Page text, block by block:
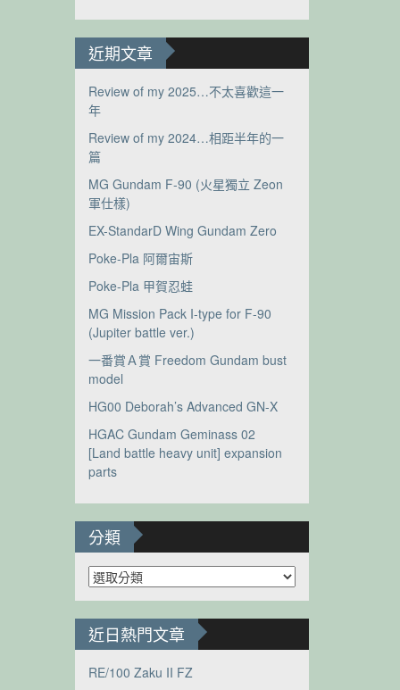
近期文章
Review of my 2025…不太喜歡這一
年
Review of my 2024…相距半年的一
篇
MG Gundam F-90 (火星獨立 Zeon
軍仕樣)
EX-StandarD Wing Gundam Zero
Poke-Pla 阿爾宙斯
Poke-Pla 甲賀忍蛙
MG Mission Pack I-type for F-90
(Jupiter battle ver.)
一番賞Ａ賞 Freedom Gundam bust
model
HG00 Deborah’s Advanced GN-X
HGAC Gundam Geminass 02
[Land battle heavy unit] expansion
parts
分類
分
類
近日熱門文章
RE/100 Zaku II FZ